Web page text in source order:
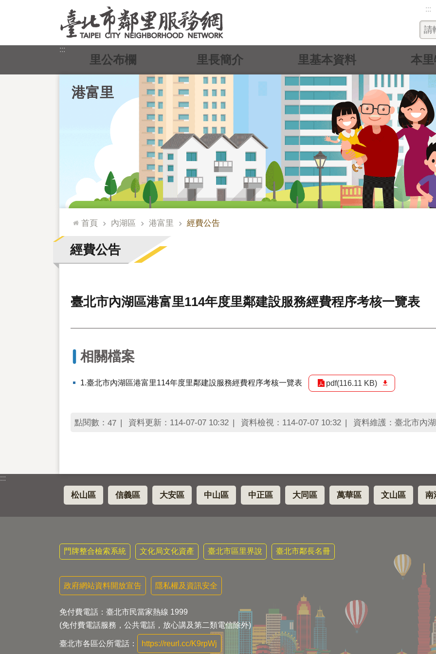
:::
:::
港富里
里公布欄 里長簡介 里基本資料 本
::: 首頁 內湖區 港富里 經費公告
經費公告
臺北市內湖區港富里114年度里鄰建設服務經費程序考核一覽表
相關檔案
1.臺北市內湖區港富里114年度里鄰建設服務經費程序考核一覽表 pdf(116.11 KB)
點閱數： 47 資料更新：114-07-07 10:32 資料檢視：114-07-07 10:32 資料維護：臺北市內
:::
松山區 信義區 大安區 中山區 中正區 大同區 萬華區 文山區 南
門牌整合檢索系統 文化局文化資產 臺北市區里界說 臺北市鄰長名冊
政府網站資料開放宣告 隱私權及資訊安全
免付費電話：臺北市民當家熱線 1999
(免付費電話服務，公共電話，放心講及第二類電信除外)
臺北市各區公所電話： https://reurl.cc/K9rpWj